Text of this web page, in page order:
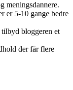
meningsdannere.
er 5-10 gange bedre
bloggeren et
der får flere